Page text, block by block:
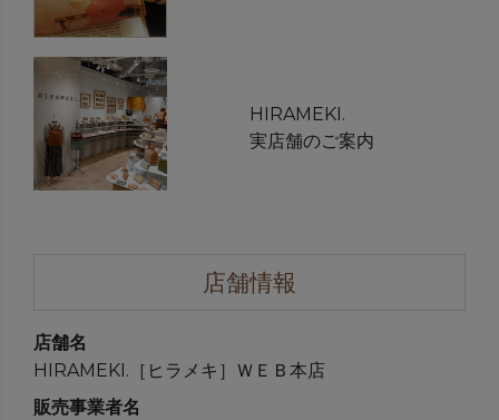
HIRAMEKI.
実店舗のご案内
店舗情報
店舗名
HIRAMEKI.［ヒラメキ］ＷＥＢ本店
販売事業者名